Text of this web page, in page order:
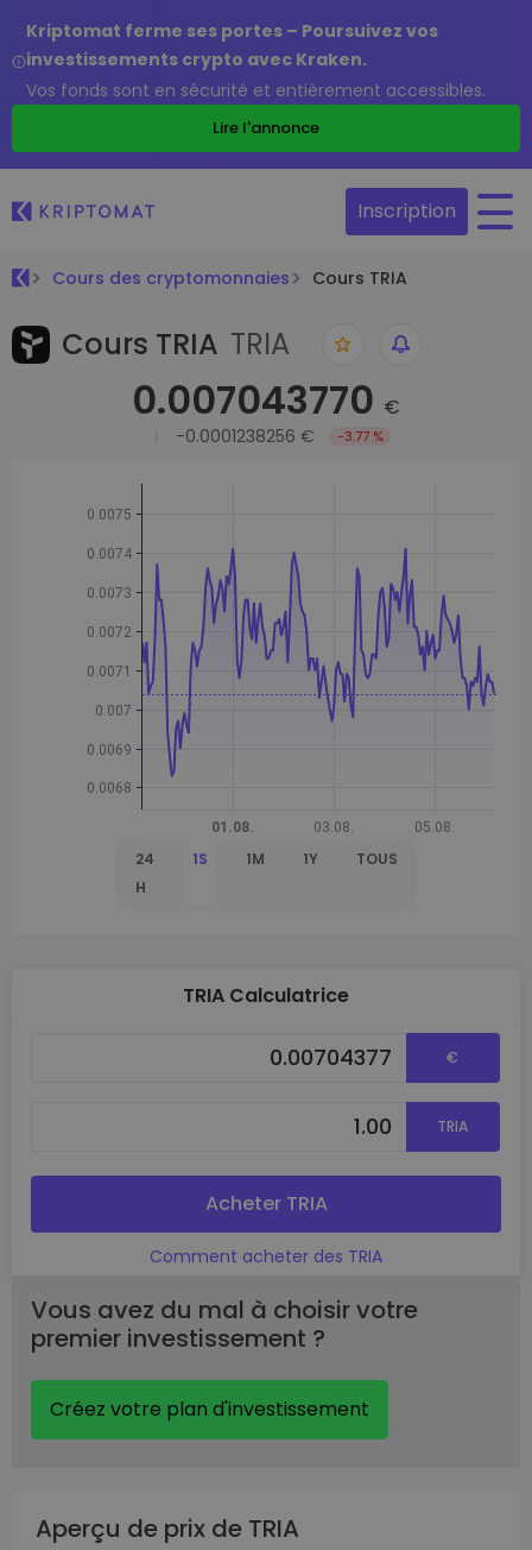
Kriptomat ferme ses portes – Poursuivez vos
investissements crypto avec Kraken.
Vos fonds sont en sécurité et entièrement accessibles.
Lire l'annonce
Inscription
Cours des cryptomonnaies Cours TRIA
Cours TRIA TRIA
0.007043770 €
-0.0001238256 € -3.77 %
24
H
1S 1M 1Y TOUS
TRIA Calculatrice
€
TRIA
Acheter TRIA
Comment acheter des TRIA
Vous avez du mal à choisir votre
premier investissement ?
Créez votre plan d'investissement
Aperçu de prix de TRIA